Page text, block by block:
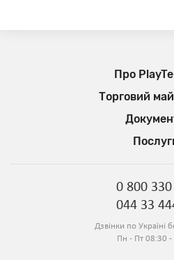
Про
Торговий
0 800
044 33
Дзвінки по Україні
Пн - Пт 08:30 -